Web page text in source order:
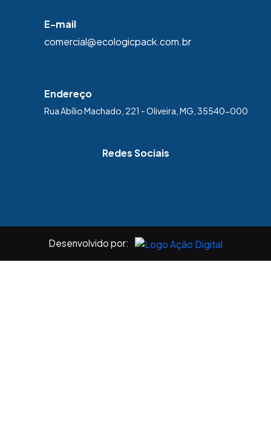
E-mail
comercial@ecologicpack.com.br
Endereço
Rua Abílio Machado, 221 - Oliveira, MG, 35540-000
Redes Sociais
Desenvolvido por: